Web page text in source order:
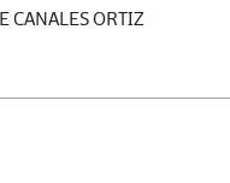
CANALES ORTIZ